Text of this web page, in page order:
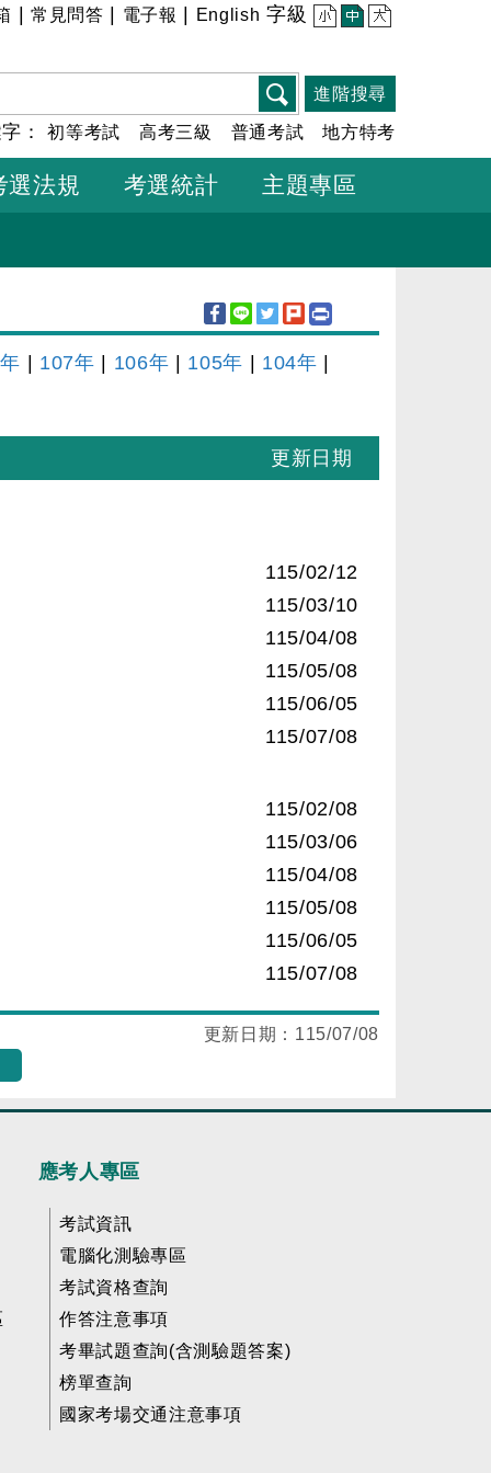
常見問答 電子報 English 字級 小 中 大
進階搜尋
字：初等考試 高考三級 普通考試 地方特考
選法規 考選統計 主題專區
107年 106年 105年 104年
更新日期
115/02/12
115/03/10
115/04/08
115/05/08
115/06/05
115/07/08
115/02/08
115/03/06
115/04/08
115/05/08
115/06/05
115/07/08
更新日期： 115/07/08
應考人專區
考試資訊
電腦化測驗專區
考試資格查詢
作答注意事項
考畢試題查詢(含測驗題答案)
榜單查詢
國家考場交通注意事項